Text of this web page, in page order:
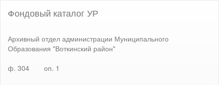
Фондовый каталог УР
Архивный отдел администрации Муниципального
Образования "Воткинский район"
ф. 304
оп. 1